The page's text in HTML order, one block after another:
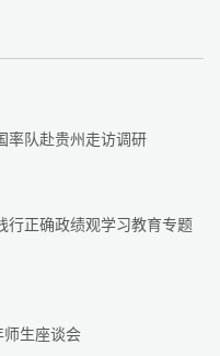
队赴贵州走访调研
行正确政绩观学习教育专题
生座谈会